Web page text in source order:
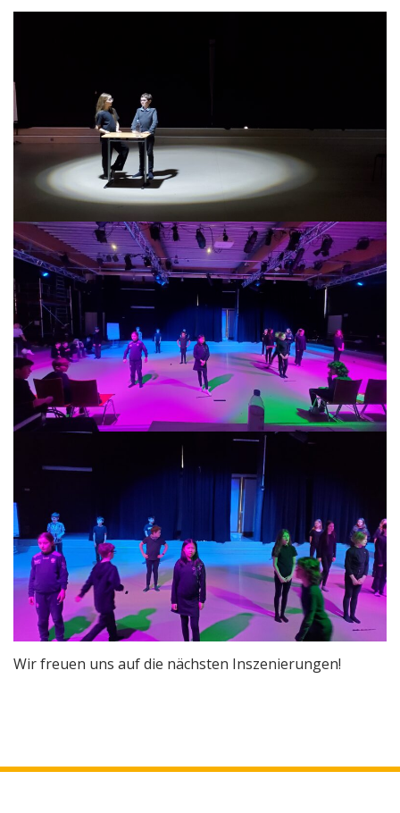
Wir freuen uns auf die nächsten Inszenierungen!